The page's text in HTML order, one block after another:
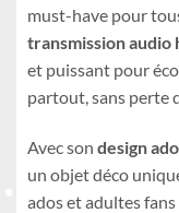
must-have pour
transmission
et puissant pour
partout, sans perte
Avec son design
un objet déco
ados et adultes